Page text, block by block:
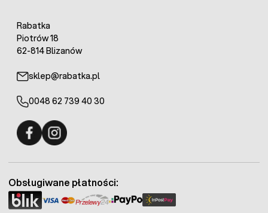
Rabatka
Piotrów 18
62-814 Blizanów
sklep@rabatka.pl
0048 62 739 40 30
Obsługiwane płatności: